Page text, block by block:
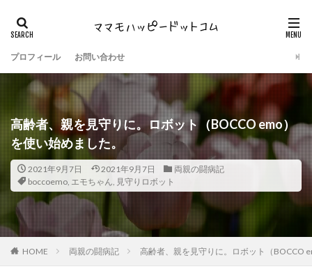
プロフィール お問い合わせ
高齢者、親を見守りに。ロボット（BOCCO emo）
を使い始めました。
2021年9月7日 2021年9月7日
両親の闘病記
boccoemo, エモちゃん, 見守りロボット
HOME 両親の闘病記 高齢者、親を見守りに。ロボット（BOCCO